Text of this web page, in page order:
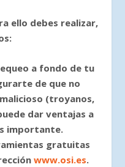
ello debes realizar,
a fondo de tu
de que no
(troyanos,
dar ventajas a
importante.
gratuitas
www.osi.es.